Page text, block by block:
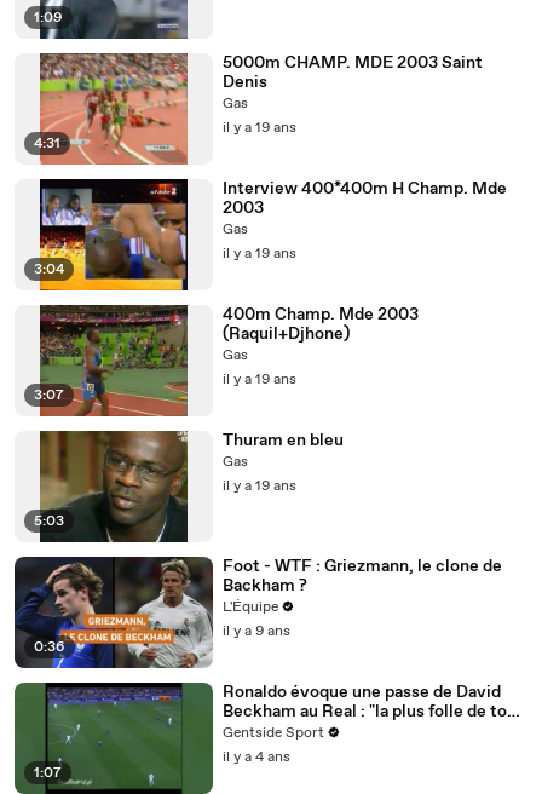
1:09
4:31
5000m CHAMP. MDE 2003 Saint
Denis
Gas
il y a 19 ans
3:04
Interview 400*400m H Champ. Mde
2003
Gas
il y a 19 ans
3:07
400m Champ. Mde 2003
(Raquil+Djhone)
Gas
il y a 19 ans
5:03
Thuram en bleu
Gas
il y a 19 ans
0:36
Foot - WTF : Griezmann, le clone de
Backham ?
L'Équipe
il y a 9 ans
1:07
Ronaldo évoque une passe de David
Beckham au Real : "la plus folle de tous
les temps"
Gentside Sport
il y a 4 ans